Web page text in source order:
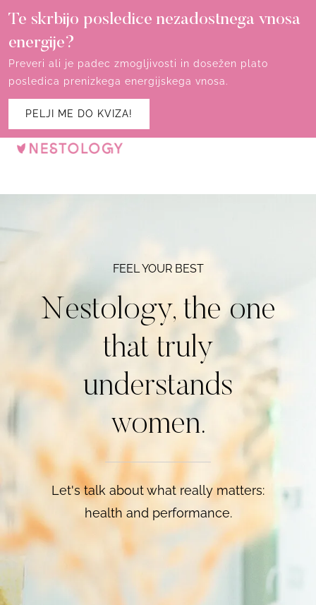
Te skrbijo posledice nezadostnega vnosa
energije?
Preveri ali je padec zmogljivosti in dosežen plato
posledica prenizkega energijskega vnosa.
PELJI ME DO KVIZA!
FEEL YOUR BEST
Nestology, the one
that truly
understands
women.
Let's talk about what really matters:
health and performance.